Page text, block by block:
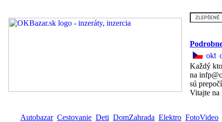
Každý
na
sú
Vitajte na
Autobazar Cestovanie Deti DomZahrada Elektro FotoVideo